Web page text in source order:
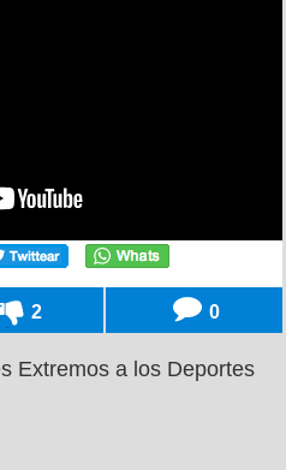
2 0
Extremos a los Deportes